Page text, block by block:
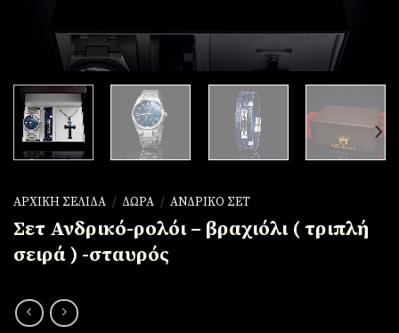
ΑΡΧΙΚΉ ΣΕΛΊΔΑ / ΔΏΡΑ / ΑΝΔΡΙΚΌ ΣΕΤ
Σετ Ανδρικό-ρολόι – βραχιόλι ( τριπλή
σειρά ) -σταυρός